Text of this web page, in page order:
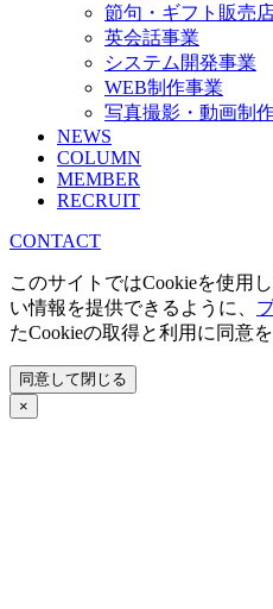
節句・ギフト販売
英会話事業
システム開発事業
WEB制作事業
写真撮影・動画制
NEWS
COLUMN
MEMBER
RECRUIT
CONTACT
このサイトではCookieを使用
い情報を提供できるように、
たCookieの取得と利用に同意
同意して閉じる
×